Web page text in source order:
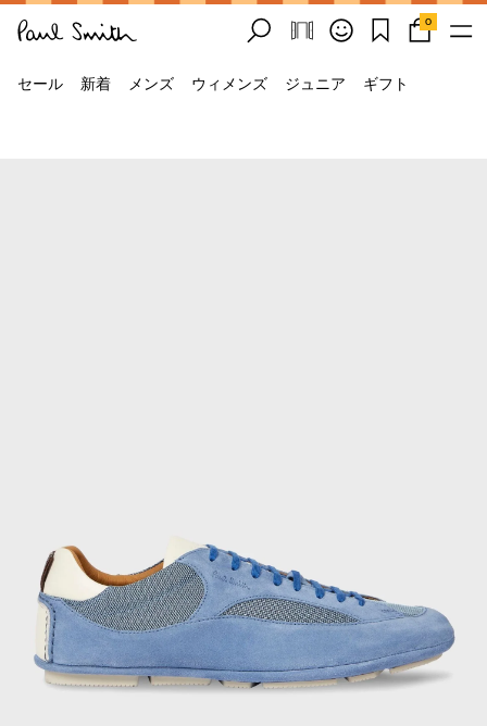
0
セール 新着 メンズ ウィメンズ ジュニア ギフト